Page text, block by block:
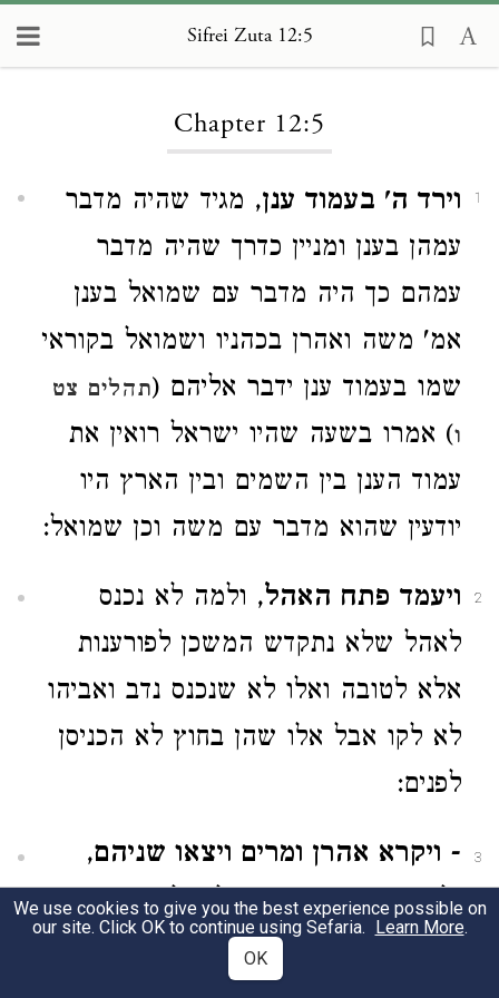
Sifrei Zuta 12:5
Chapter 12:5
1 וירד ה' בעמוד ענן, מגיד שהיה מדבר
עמהן בענן ומניין כדרך שהיה מדבר
עמהם כך היה מדבר עם שמואל בענן
אמ' משה ואהרן בכהניו ושמואל בקוראי
שמו בעמוד ענן ידבר אליהם (תהלים צט
ו) אמרו בשעה שהיו ישראל רואין את
עמוד הענן בין השמים ובין הארץ היו
יודעין שהוא מדבר עם משה וכן שמואל:
2 ויעמד פתח האהל, ולמה לא נכנס
לאהל שלא נתקדש המשכן לפורענות
אלא לטובה ואלו לא שנכנס נדב ואביהו
לא לקו אבל אלו שהן בחוץ לא הכניסן
לפנים:
3
- ויקרא אהרן ומרים ויצאו שניהם,
ולמה יצאו שניהן חוץ לאהל מועד
[והניחו את משה בתוך האהל] שלא יהא
We use cookies to give you the best experience possible on
our site. Click OK to continue using Sefaria. Learn More.
OK